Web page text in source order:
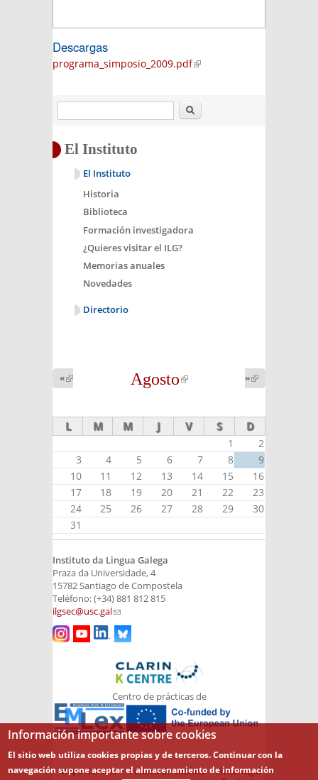
Descargas
programa_simposio_2009.pdf(link is
Buscar
El Instituto
El Instituto
Historia
Biblioteca
Formación investigadora
¿Quieres visitar el ILG?
Memorias anuales
Novedades
Directorio
Agosto
(link is
«
external)
»
external)
L M M J V S D
1
2
3
4 5 6 7 8
9
10
11 12 13 14 15
16
17
18 19 20 21 22
23
24
25 26 27 28 29
30
31
Instituto da Lingua Galega
Praza da Universidade, 4
15782 Santiago de Compostela
Teléfono: (+34) 881 812 815
ilgsec@usc.gal(link sends e-mail)
Centro de prácticas de
Aviso legal
Política de cookies
Mapa del sitio
Información importante sobre cookies
El sitio web utiliza cookies propias y de terceros. Continuar con la
navegación supone aceptar el almacenamiento de información